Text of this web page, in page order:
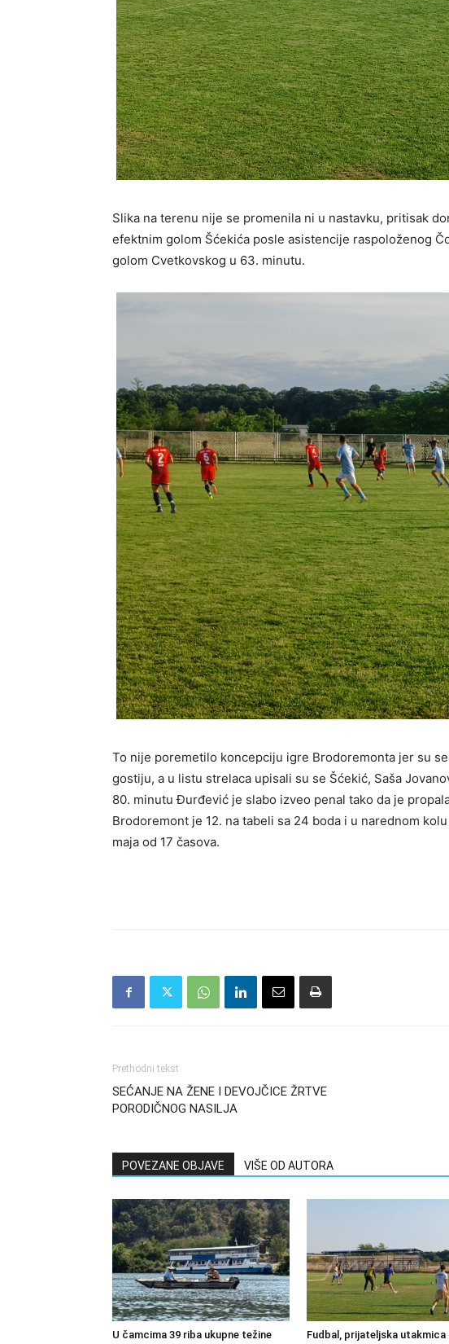
Slika na terenu nije se promenila ni u nastavku, pritisak
efektnim golom Šćekića posle asistencije raspoloženog
golom Cvetkovskog u 63. minutu.
To nije poremetilo koncepciju igre Brodoremonta jer su
gostiju, a u listu strelaca upisali su se Šćekić, Saša
80. minutu Đurđević je slabo izveo penal tako da je
Brodoremont je 12. na tabeli sa 24 boda i u narednom
maja od 17 časova.
Prethodni tekst
SEĆANJE NA ŽENE I DEVOJČICE ŽRTVE
PORODIČNOG NASILJA
POVEZANE OBJAVE VIŠE OD AUTORA
U čamcima 39 riba ukupne težine Fudbal, prijateljska utakmica